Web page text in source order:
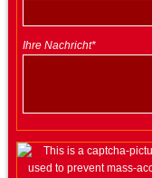
Ihre Nachricht*